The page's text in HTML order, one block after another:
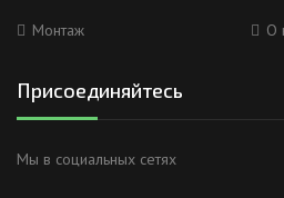
Монтаж О
Присоединяйтесь
Мы в социальных сетях